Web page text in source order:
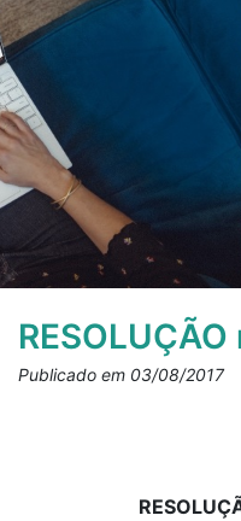
Publicado em 03/08/2017